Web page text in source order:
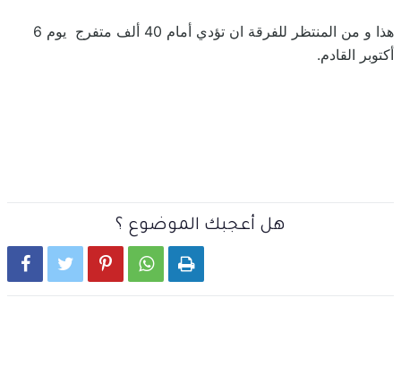
هذا و من المنتظر للفرقة ان تؤدي أمام 40 ألف متفرج يوم 6
أكتوبر القادم.
هل أعجبك الموضوع ؟
    